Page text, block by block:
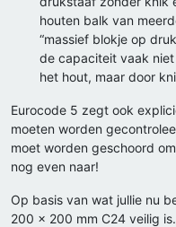
houten balk van
“massief blokje op
de capaciteit vaak
het hout, maar door
Eurocode 5 zegt ook
moeten worden
moet worden geschoord
nog even naar!
Op basis van wat jullie nu
200 × 200 mm C24 veilig